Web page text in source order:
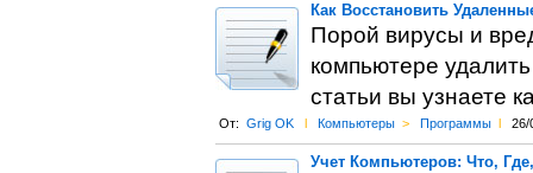
Как Восстановить
Порой вирусы и
компьютере
статьи вы узнаете
От: Grig OK l Компьютеры > Программы l 26/
Учет Компьютеров: Что,